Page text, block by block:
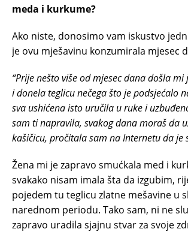
meda i kurkume?
Ako niste, donosimo vam iskustvo
je ovu mješavinu konzumirala mjesec
“Prije nešto više od mjesec dana došla
i donela teglicu nečega što je podsjećalo
sva ushićena isto uručila u ruke i
sam ti napravila, svakog dana moraš da
kašičicu, pročitala sam na Internetu da je
Žena mi je zapravo smućkala med i
svakako nisam imala šta da izgubim,
pojedem tu teglicu zlatne mešavine u
narednom periodu. Tako sam, ni ne
zapravo uradila sjajnu stvar za svoje